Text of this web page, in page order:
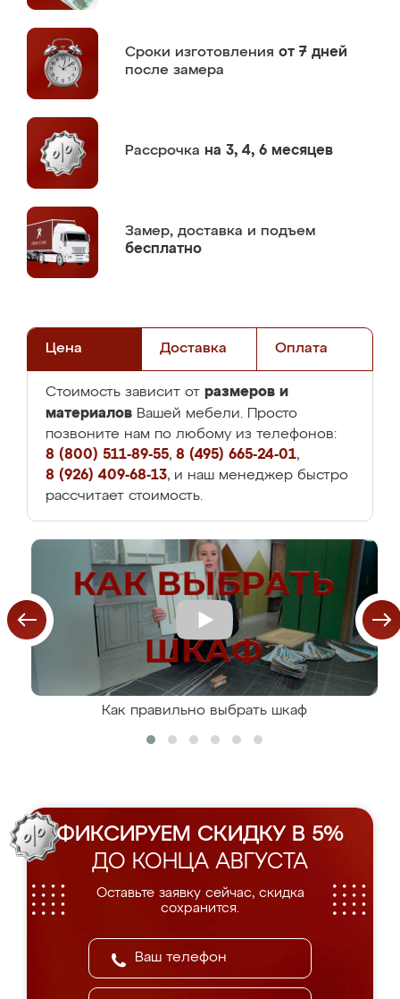
Сроки изготовления от 7 дней
после замера
Рассрочка на 3, 4, 6 месяцев
Замер, доставка и подъем
бесплатно
Цена Доставка Оплата
Стоимость зависит от размеров и
материалов Вашей мебели. Просто
позвоните нам по любому из телефонов:
8 (800) 511-89-55, 8 (495) 665-24-01,
8 (926) 409-68-13, и наш менеджер быстро
рассчитает стоимость.
Как правильно выбрать шкаф
ФИКСИРУЕМ СКИДКУ В 5%
ДО КОНЦА АВГУСТА
Оставьте заявку сейчас, скидка
сохранится.